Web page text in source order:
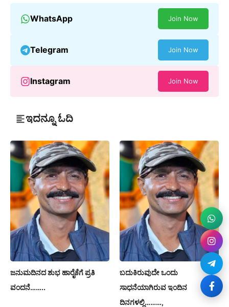
WhatsApp Join Now
Telegram Join Now
Instagram Join Now
ಇದನ್ನೂ ಓದಿ
ಜನುಮದಿನದ ಶುಭ ಹಾರೈಕೆಗೆ ಪ್ರತಿ
ವಂದನೆ……..
ಬದುಕಿರುವುದೇ ಒಂದು
ಸಾಧನೆಯಾಗಿರುವ ಇಂದಿನ
ದಿನಗಳಲ್ಲಿ………,